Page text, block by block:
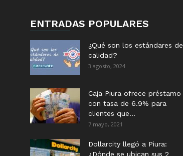
ENTRADAS POPULARES
¿Qué son los estándares de
calidad?
3 agosto, 2024
Caja Piura ofrece préstamo
con tasa de 6.9% para
clientes que...
7 mayo, 2021
Dollarcity llegó a Piura:
¿Dónde se ubican sus 2